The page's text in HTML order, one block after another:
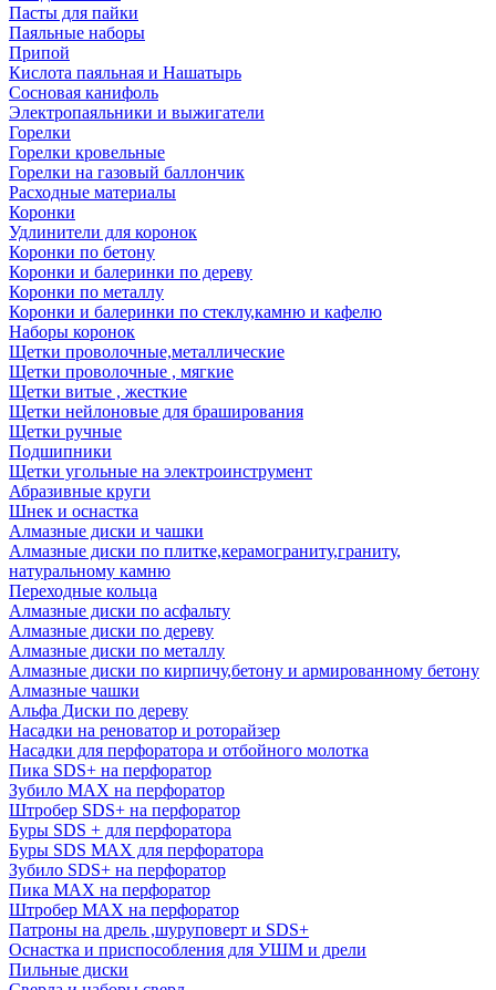
Пасты для пайки
Паяльные наборы
Припой
Кислота паяльная и Нашатырь
Сосновая канифоль
Электропаяльники и выжигатели
Горелки
Горелки кровельные
Горелки на газовый баллончик
Расходные материалы
Коронки
Удлинители для коронок
Коронки по бетону
Коронки и балеринки по дереву
Коронки по металлу
Коронки и балеринки по стеклу,камню и кафелю
Наборы коронок
Щетки проволочные,металлические
Щетки проволочные , мягкие
Щетки витые , жесткие
Щетки нейлоновые для браширования
Щетки ручные
Подшипники
Щетки угольные на электроинструмент
Абразивные круги
Шнек и оснастка
Алмазные диски и чашки
Алмазные диски по плитке,керамограниту,граниту,
натуральному камню
Переходные кольца
Алмазные диски по асфальту
Алмазные диски по дереву
Алмазные диски по металлу
Алмазные диски по кирпичу,бетону и армированному бетону
Алмазные чашки
Альфа Диски по дереву
Насадки на реноватор и роторайзер
Насадки для перфоратора и отбойного молотка
Пика SDS+ на перфоратор
Зубило MAX на перфоратор
Штробер SDS+ на перфоратор
Буры SDS + для перфоратора
Буры SDS MAX для перфоратора
Зубило SDS+ на перфоратор
Пика MAX на перфоратор
Штробер MAX на перфоратор
Патроны на дрель ,шуруповерт и SDS+
Оснастка и приспособления для УШМ и дрели
Пильные диски